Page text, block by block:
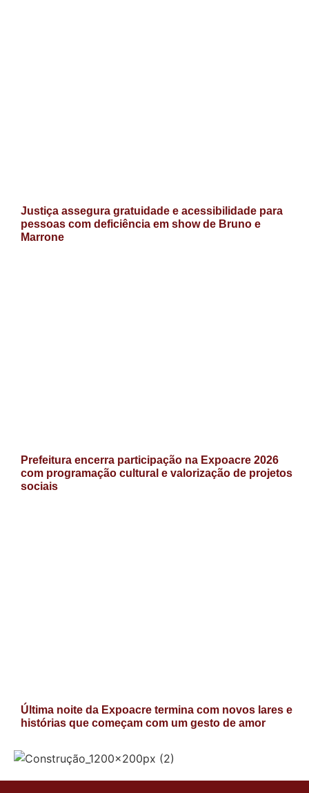
Justiça assegura gratuidade e acessibilidade para
pessoas com deficiência em show de Bruno e
Marrone
Prefeitura encerra participação na Expoacre 2026
com programação cultural e valorização de projetos
sociais
Última noite da Expoacre termina com novos lares e
histórias que começam com um gesto de amor